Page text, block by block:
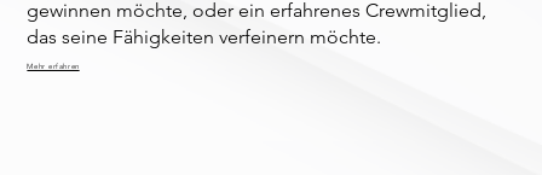
gewinnen möchte, oder ein erfahrenes Crewmitglied,
das seine Fähigkeiten verfeinern möchte.
Mehr erfahren